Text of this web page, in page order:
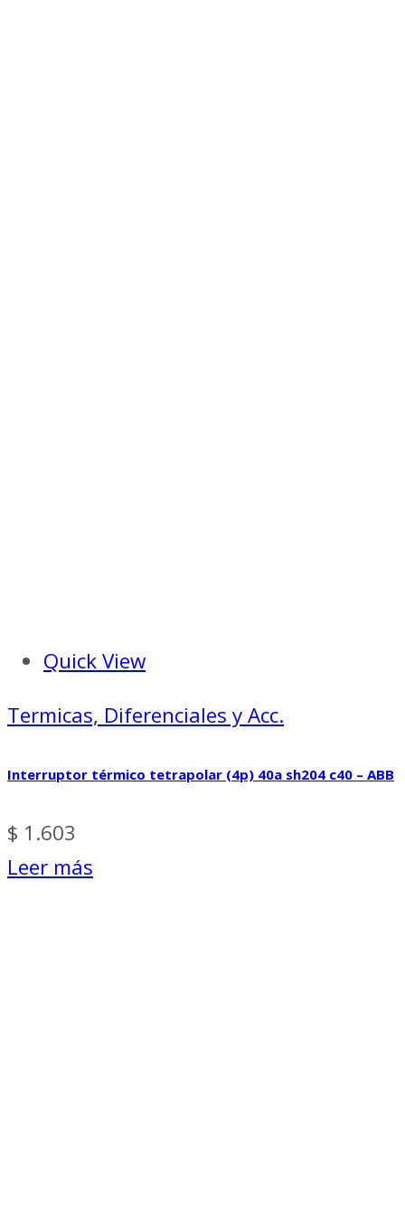
Quick View
Termicas, Diferenciales y Acc.
Interruptor térmico tetrapolar (4p) 40a sh204 c40 – ABB
$ 1.603
Leer más